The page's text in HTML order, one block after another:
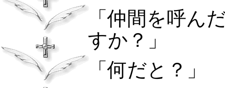
「仲間を呼ん
すか？」
「何だと？」